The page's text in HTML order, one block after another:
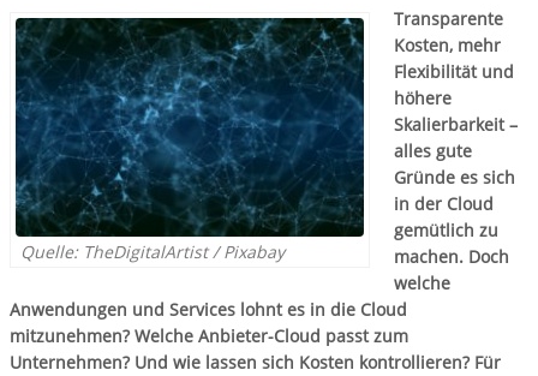
Quelle: TheDigitalArtist / Pixabay
Transparente
Kosten, mehr
Flexibilität und
höhere
Skalierbarkeit –
alles gute
Gründe es sich
in der Cloud
gemütlich zu
machen. Doch
welche
Anwendungen und Services lohnt es in die Cloud
mitzunehmen? Welche Anbieter-Cloud passt zum
Unternehmen? Und wie lassen sich Kosten kontrollieren? Für